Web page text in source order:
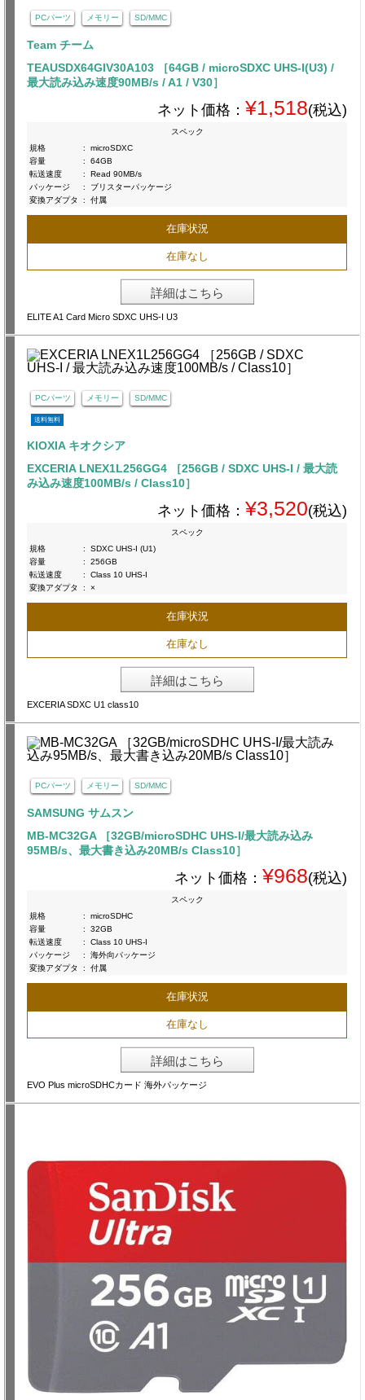
PCパーツ メモリー SD/MMC
Team チーム
TEAUSDX64GIV30A103 ［64GB / microSDXC UHS-I(U3) /
最大読み込み速度90MB/s / A1 / V30］
ネット価格： ¥1,518(税込)
スペック
規格
:
microSDXC
容量
:
64GB
転送速度
:
Read 90MB/s
パッケージ
:
ブリスターパッケージ
変換アダプタ
: 付属
在庫状況
在庫なし
詳細はこちら
ELITE A1 Card Micro SDXC UHS-I U3
PCパーツ メモリー SD/MMC
送料無料
KIOXIA キオクシア
EXCERIA LNEX1L256GG4 ［256GB / SDXC UHS-I / 最大読
み込み速度100MB/s / Class10］
ネット価格： ¥3,520(税込)
スペック
規格
:
SDXC UHS-I (U1)
容量
:
256GB
転送速度
:
Class 10 UHS-I
変換アダプタ
: ×
在庫状況
在庫なし
詳細はこちら
EXCERIA SDXC U1 class10
PCパーツ メモリー SD/MMC
SAMSUNG サムスン
MB-MC32GA ［32GB/microSDHC UHS-I/最大読み込み
95MB/s、最大書き込み20MB/s Class10］
ネット価格： ¥968(税込)
スペック
規格
:
microSDHC
容量
:
32GB
転送速度
:
Class 10 UHS-I
パッケージ
:
海外向パッケージ
変換アダプタ
: 付属
在庫状況
在庫なし
詳細はこちら
EVO Plus microSDHCカード 海外パッケージ